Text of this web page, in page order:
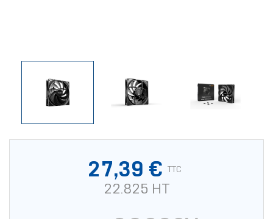
27,39 € TTC
22.825 HT